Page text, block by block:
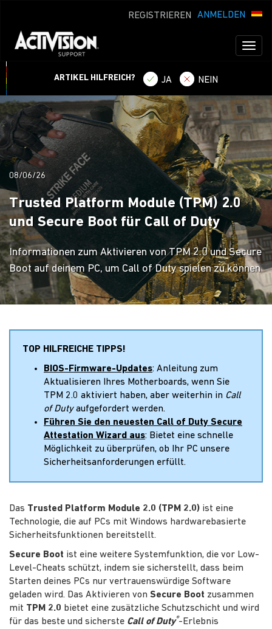
ANMELDEN
REGISTRIEREN
ARTIKEL HILFREICH? JA NEIN
08/06/26
Trusted Platform Module (TPM) 2.0
und Secure Boot für Call of Duty
Informationen zum Aktivieren von TPM 2.0 und Secure
Boot auf deinem PC, um Call of Duty spielen zu können
TOP HILFREICHE TIPPS!
BIOS-Firmware-Updates: Anleitung zum
Aktualisieren Ihres Motherboards, wenn Sie
TPM 2.0 aktiviert haben, aber weiterhin in Call
of Dutyaufgefordert werden.
Führen Sie den neuesten Call of Duty Secure
Attestation Wizard aus: Bietet eine schnelle
Möglichkeit zu überprüfen, ob Ihr PC unsere
Sicherheitsanforderungen erfüllt.
Das Trusted Platform Module 2.0 (TPM 2.0) ist eine
Technologie, die auf PCs mit Windows hardwarebasierte
Sicherheitsfunktionen bereitstellt.
Secure Boot ist eine weitere Systemfunktion, die vor Low-
Level-Cheats schützt, indem sie sicherstellt, dass beim
Starten deines PCs nur vertrauenswürdige Software
geladen wird. Das Aktivieren von Secure Boot zusammen
mit TPM 2.0 bietet eine zusätzliche Schutzschicht und wird
für das beste und sicherste Call of Duty®-Erlebnis